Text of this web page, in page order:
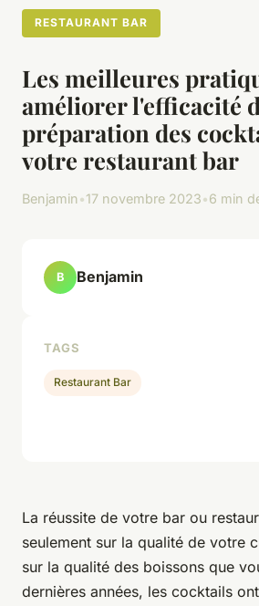
RESTAURANT BAR
Les meilleures
améliorer l'efficacité
préparation des
votre restaurant bar
Benjamin•17 novembre 2023•6 min
La réussite de votre bar ou
seulement sur la qualité de votre
sur la qualité des boissons que
dernières années, les cocktails
B Benjamin
TAGS
Restaurant Bar